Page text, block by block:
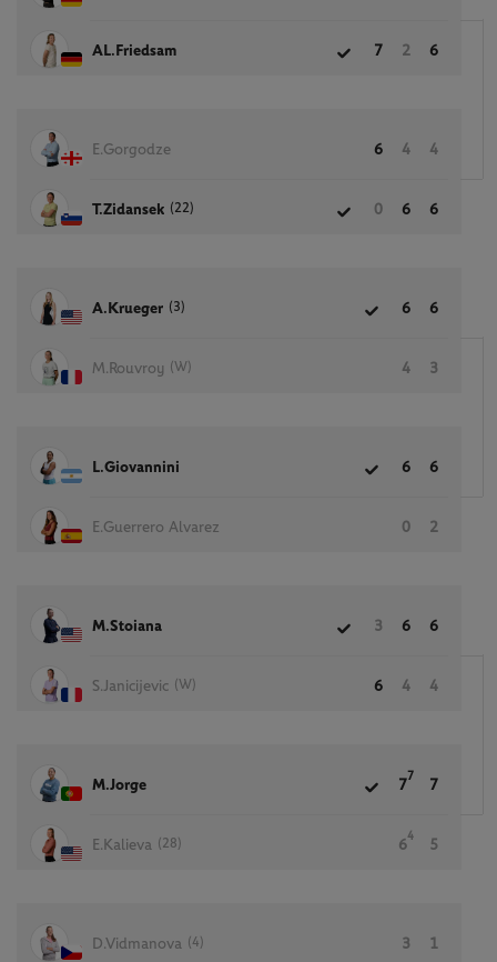
AL.Friedsam 7 2 6
E.Gorgodze 6 4 4
T.Zidansek (22) 0 6 6
A.Krueger (3) 6 6
M.Rouvroy (W) 4 3
L.Giovannini 6 6
E.Guerrero Alvarez 0 2
M.Stoiana 3 6 6
S.Janicijevic (W) 6 4 4
M.Jorge 7
7
7
E.Kalieva (28) 6
4
5
D.Vidmanova (4) 3 1